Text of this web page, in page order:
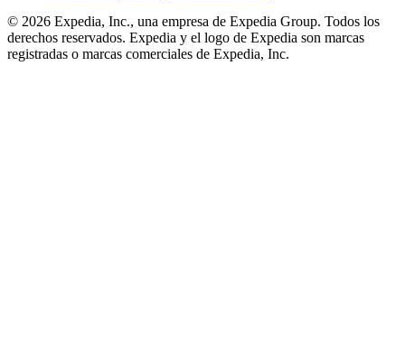
© 2026 Expedia, Inc., una empresa de Expedia Group. Todos los
derechos reservados. Expedia y el logo de Expedia son marcas
registradas o marcas comerciales de Expedia, Inc.